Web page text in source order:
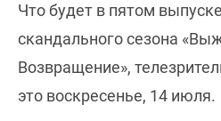
Что будет в пятом
скандального сезона
Возвращение»,
это воскресенье, 14 июля.